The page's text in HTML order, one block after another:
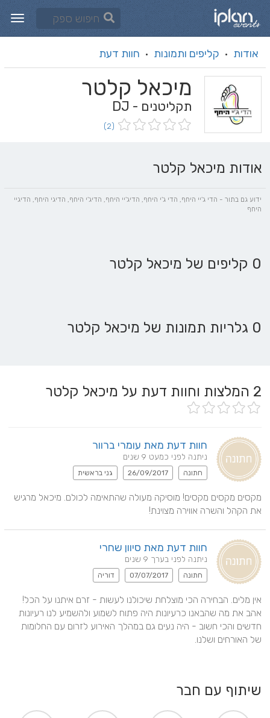
אודות · קליפים ותמונות · חוות דעת
מיכאל קלטר
תקליטנים - DJ
(2)
אודות מיכאל קלטר
ידוע גם בתור - הדי ג'יי היחף, הדי ג'י היחף, הדיג'יי היחף, הדיג'י היחף, הדיגי היחף, הדיגיי
היחף
0 קליפים של מיכאל קלטר
0 גלריות תמונות של מיכאל קלטר
2 המלצות וחוות דעת על מיכאל קלטר
חוות דעת מאת עומרי ברוור
ניתנה לפני כמעט 9 שנים
חתונה 26/09/2017 גני בראשית
את הקהל והשרה אווירה מצוינת!
חוות דעת מאת סיוון שחרי
ניתנה לפני בערך 9 שנים
חתונה 07/07/2017 דוריה
של האורחים ושלנו.
שיתוף עם חבר